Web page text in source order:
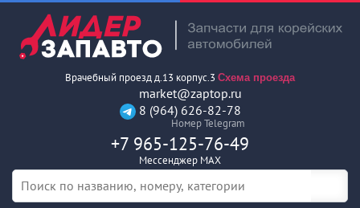
Врачебный проезд д.13 корпус.3 Схема проезда
market@zaptop.ru
8 (964) 626-82-78
Номер Telegram
+7 965-125-76-49
Мессенджер MAX